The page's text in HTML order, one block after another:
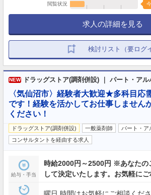
閲覧状況
求人の詳細を見る
検討リスト（要ログ
NEW ドラッグストア(調剤併設) ｜ パート・アル
〈気仙沼市〉経験者大歓迎★多科目応
です！経験を活かしてお仕事しません
ください！
ドラッグストア(調剤併設) 一般薬剤師
パート・ア
コンサルタントを経由する求人
給与・手当
時給2000円～2500円 ※あなたの
して決定いたします。お気軽にご
曜日,時間はお気軽にご相談くだ